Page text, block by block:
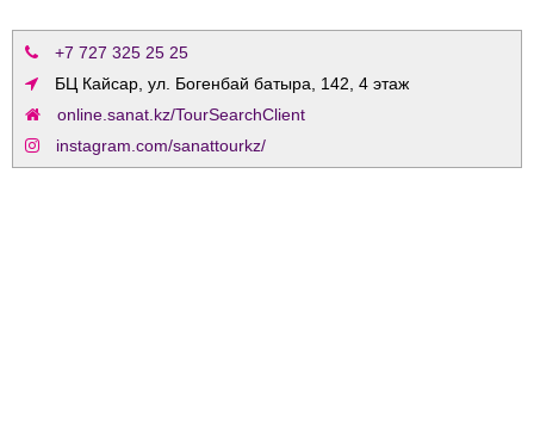
+7 727 325 25 25
БЦ Кайсар, ул. Богенбай батыра, 142, 4 этаж
online.sanat.kz/TourSearchClient
instagram.com/sanattourkz/